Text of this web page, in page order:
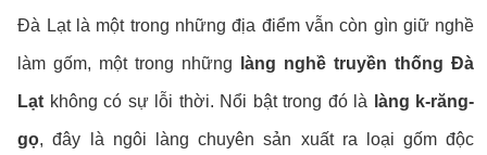
Đà Lạt là một trong những địa điểm vẫn còn gìn giữ nghề
làm gốm, một trong những làng nghề truyền thống Đà
Lạt không có sự lỗi thời. Nổi bật trong đó là làng k-răng-
gọ, đây là ngôi làng chuyên sản xuất ra loại gốm độc